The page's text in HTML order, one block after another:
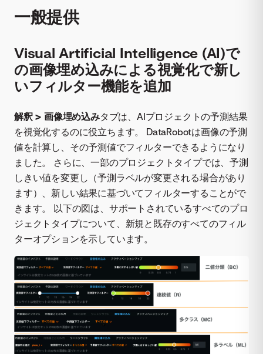
一般提供
Visual Artificial Intelligence (AI)で
の画像埋め込みによる視覚化で新し
いフィルター機能を追加
解釈 > 画像埋め込みタブは、AIプロジェクトの予測結果
を視覚化するのに役立ちます。 DataRobotは画像の予測
値を計算し、その予測値でフィルターできるようになり
ました。 さらに、一部のプロジェクトタイプでは、予測
しきい値を変更し（予測ラベルが変更される場合があり
ます）、新しい結果に基づいてフィルターすることがで
きます。 以下の図は、サポートされているすべてのプロ
ジェクトタイプについて、新規と既存のすべてのフィル
ターオプションを示しています。